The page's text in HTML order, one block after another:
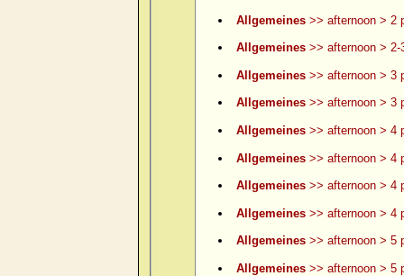
Allgemeines>> afternoon > 2
Allgemeines>> afternoon > 2-
Allgemeines>> afternoon > 3
Allgemeines>> afternoon > 3
Allgemeines>> afternoon > 4
Allgemeines>> afternoon > 4
Allgemeines>> afternoon > 4
Allgemeines>> afternoon > 4
Allgemeines>> afternoon > 5
Allgemeines>> afternoon > 5